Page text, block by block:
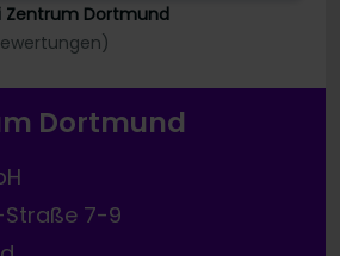
Zentrum Dortmund
)
Dortmund
Straße 7-9